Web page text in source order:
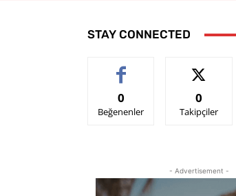
STAY CONNECTED
0
Beğenenler
0
Takipçiler
- Advertisement -